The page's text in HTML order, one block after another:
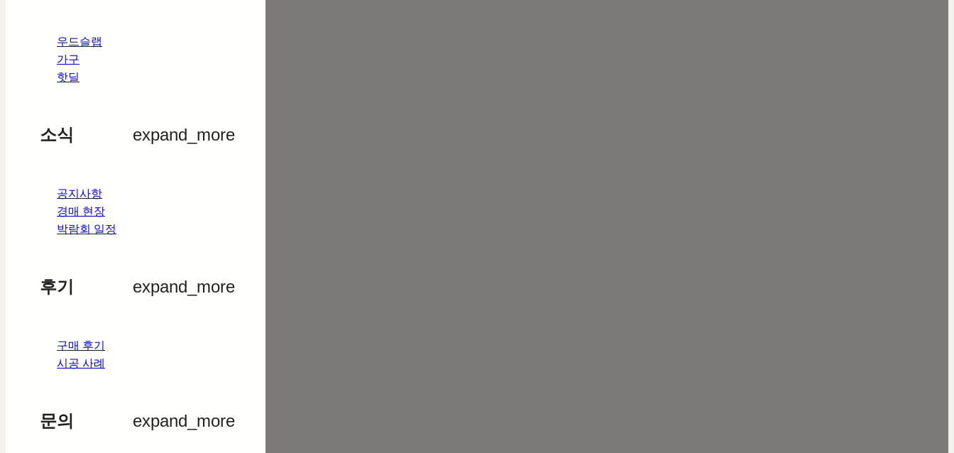
우드슬랩
가구
핫딜
소식 expand_more
공지사항
경매 현장
박람회 일정
후기 expand_more
구매 후기
시공 사례
문의 expand_more